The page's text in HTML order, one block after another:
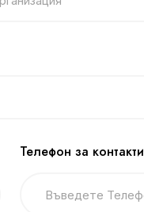
Телефон за контакти